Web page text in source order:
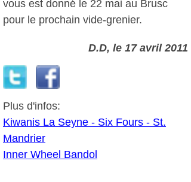
vous est donné le 22 mai au Brusc
pour le prochain vide-grenier.
D.D, le 17 avril 2011
Plus d'infos:
Kiwanis La Seyne - Six Fours - St.
Mandrier
Inner Wheel Bandol